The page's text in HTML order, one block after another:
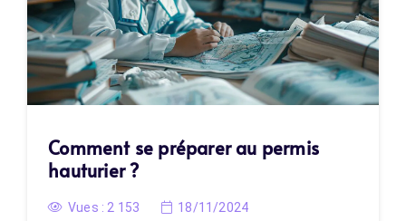
Comment se préparer au permis
hauturier ?
Vues : 2 153 18/11/2024